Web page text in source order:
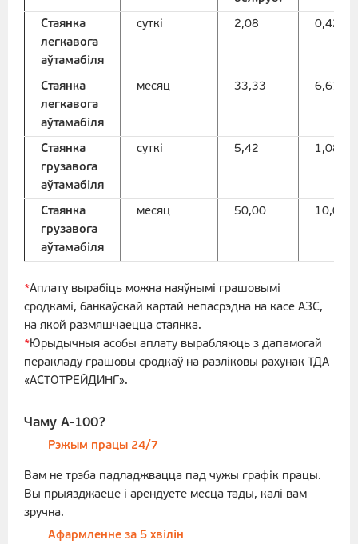
Стаянка
легкавога
аўтамабіля
суткі 2,08 0,42
Стаянка
легкавога
аўтамабіля
месяц 33,33 6,67
Стаянка
грузавога
аўтамабіля
суткі 5,42 1,08
Стаянка
грузавога
аўтамабіля
месяц 50,00 10,00
*Аплату вырабіць можна наяўнымі грашовымі
сродкамі, банкаўскай картай непасрэдна на касе АЗС,
на якой размяшчаецца стаянка.
*Юрыдычныя асобы аплату вырабляюць з дапамогай
перакладу грашовы сродкаў на разліковы рахунак ТДА
«АСТОТРЕЙДИНГ».
Чаму А-100?
Рэжым працы 24/7
Вам не трэба падладжвацца пад чужы графік працы.
Вы прыязджаеце і арендуете месца тады, калі вам
зручна.
Афармленне за 5 хвілін